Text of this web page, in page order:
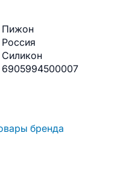
Пижон
Россия
Силикон
6905994500007
бренда